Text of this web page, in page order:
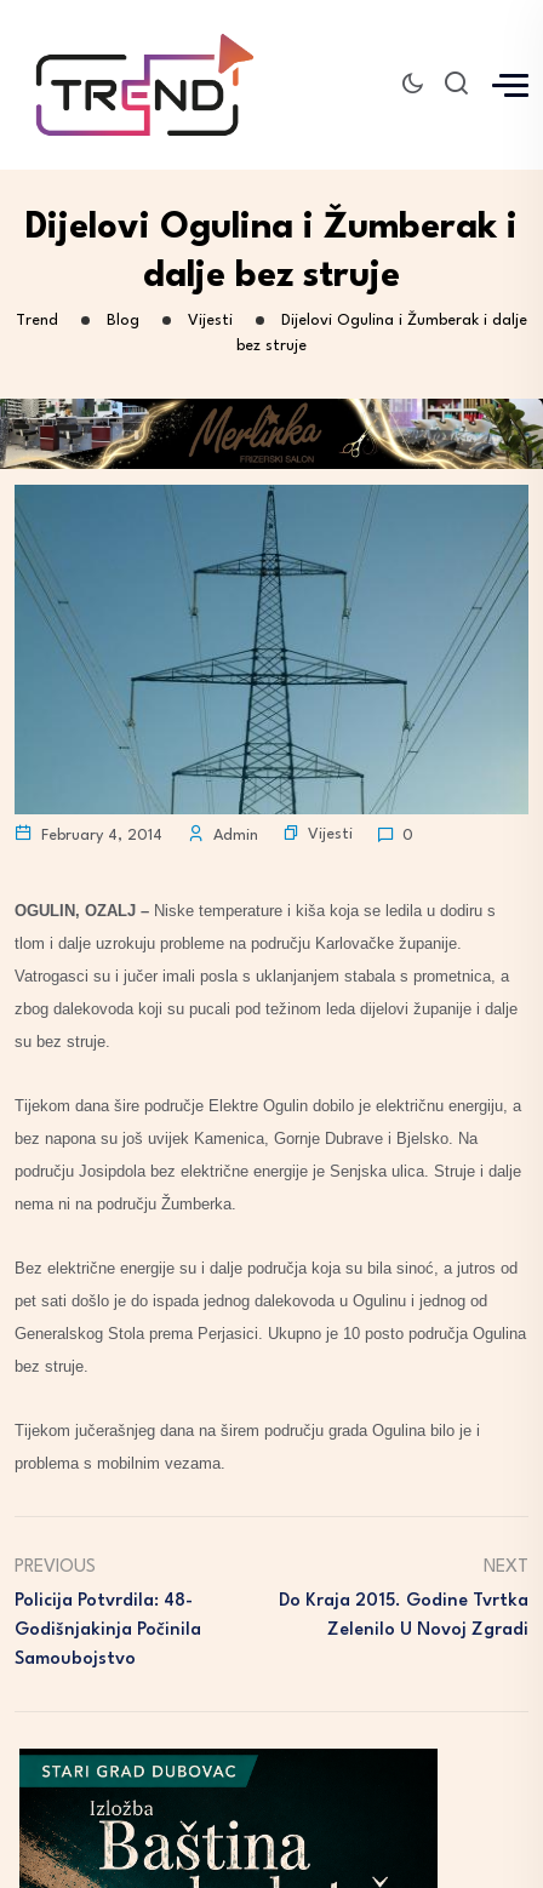
Dijelovi Ogulina i Žumberak i
dalje bez struje
Trend Blog Vijesti
Dijelovi Ogulina i Žumberak i dalje
bez struje
February 4, 2014 Admin Vijesti 0
OGULIN, OZALJ – Niske temperature i kiša koja se ledila u dodiru s
tlom i dalje uzrokuju probleme na području Karlovačke županije.
Vatrogasci su i jučer imali posla s uklanjanjem stabala s prometnica, a
zbog dalekovoda koji su pucali pod težinom leda dijelovi županije i dalje
su bez struje.
Tijekom dana šire područje Elektre Ogulin dobilo je električnu energiju, a
bez napona su još uvijek Kamenica, Gornje Dubrave i Bjelsko. Na
području Josipdola bez električne energije je Senjska ulica. Struje i dalje
nema ni na području Žumberka.
Bez električne energije su i dalje područja koja su bila sinoć, a jutros od
pet sati došlo je do ispada jednog dalekovoda u Ogulinu i jednog od
Generalskog Stola prema Perjasici. Ukupno je 10 posto područja Ogulina
bez struje.
Tijekom jučerašnjeg dana na širem području grada Ogulina bilo je i
problema s mobilnim vezama.
PREVIOUS
Policija Potvrdila: 48-
Godišnjakinja Počinila
Samoubojstvo
NEXT
Do Kraja 2015. Godine Tvrtka
Zelenilo U Novoj Zgradi